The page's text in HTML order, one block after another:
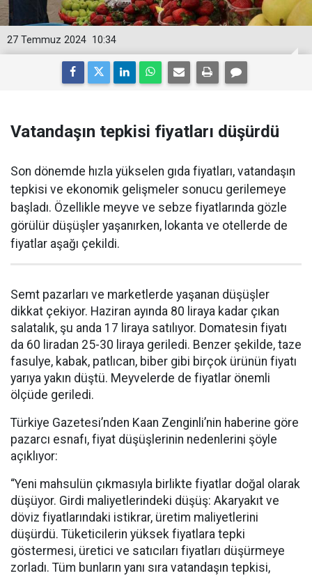
10:34
27 Temmuz 2024
Vatandaşın tepkisi fiyatları düşürdü
Son dönemde hızla yükselen gıda fiyatları, vatandaşın
tepkisi ve ekonomik gelişmeler sonucu gerilemeye
başladı. Özellikle meyve ve sebze fiyatlarında gözle
görülür düşüşler yaşanırken, lokanta ve otellerde de
fiyatlar aşağı çekildi.
Semt pazarları ve marketlerde yaşanan düşüşler
dikkat çekiyor. Haziran ayında 80 liraya kadar çıkan
salatalık, şu anda 17 liraya satılıyor. Domatesin fiyatı
da 60 liradan 25-30 liraya geriledi. Benzer şekilde, taze
fasulye, kabak, patlıcan, biber gibi birçok ürünün fiyatı
yarıya yakın düştü. Meyvelerde de fiyatlar önemli
ölçüde geriledi.
Türkiye Gazetesi’nden Kaan Zenginli’nin haberine göre
pazarcı esnafı, fiyat düşüşlerinin nedenlerini şöyle
açıklıyor:
“Yeni mahsulün çıkmasıyla birlikte fiyatlar doğal olarak
düşüyor. Girdi maliyetlerindeki düşüş: Akaryakıt ve
döviz fiyatlarındaki istikrar, üretim maliyetlerini
düşürdü. Tüketicilerin yüksek fiyatlara tepki
göstermesi, üretici ve satıcıları fiyatları düşürmeye
zorladı. Tüm bunların yanı sıra vatandaşın tepkisi,